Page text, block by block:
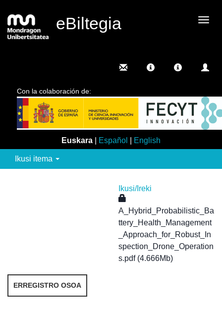
eBiltegia
Con la colaboración de:
Euskara Español English
Ikusi itema
Ikusi/Ireki
A_Hybrid_Probabilistic_Ba
ttery_Health_Management
_Approach_for_Robust_In
spection_Drone_Operation
s.pdf (4.666Mb)
ERREGISTRO OSOA